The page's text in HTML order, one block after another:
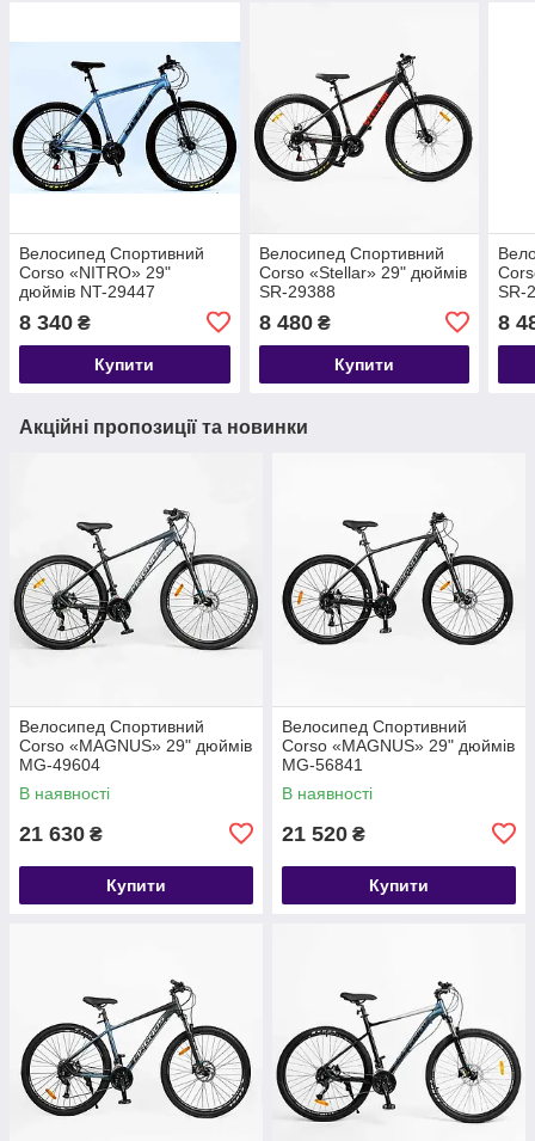
Велоcипед Спортивний
Corso «NITRO» 29"
дюймів NT-29447
8 340 ₴
Купити
Велоcипед Спортивний
Corso «Stellar» 29" дюймів
SR-29388
8 480₴
Купити
SR-
8
Акційні пропозиції та новинки
Велосипед Спортивний
Corso «MAGNUS» 29" дюймів
MG-49604
В наявності
21 630 ₴
Купити
Велосипед Спортивний
Corso «MAGNUS» 29" дюймів
MG-56841
В наявності
21 520 ₴
Купити